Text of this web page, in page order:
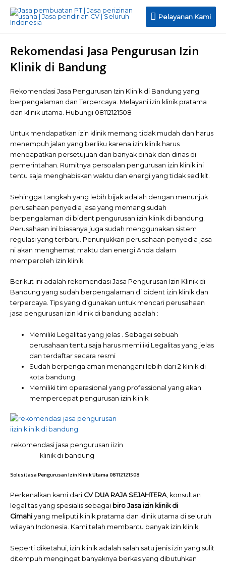
Pelayanan
Pelayanan Kami
Rekomendasi Jasa Pengurusan Izin
Klinik di Bandung
Rekomendasi Jasa Pengurusan Izin Klinik di Bandung yang
berpengalaman dan Terpercaya. Melayani izin klinik pratama
dan klinik utama. Hubungi 08112121508
Untuk mendapatkan izin klinik memang tidak mudah dan harus
menempuh jalan yang berliku karena izin klinik harus
mendapatkan persetujuan dari banyak pihak dan dinas di
pemerintahan. Rumitnya persoalan pengurusan izin klinik ini
tentu saja menghabiskan waktu dan energi yang tidak sedikit.
Sehingga Langkah yang lebih bijak adalah dengan menunjuk
perusahaan penyedia jasa yang memang sudah
berpengalaman di bident pengurusan izin klinik di bandung.
Perusahaan ini biasanya juga sudah menggunakan sistem
regulasi yang terbaru. Penunjukkan perusahaan penyedia jasa
ni akan menghemat maktu dan energi Anda dalam
memperoleh izin klinik.
Berikut ini adalah rekomendasi Jasa Pengurusan Izin Klinik di
Bandung yang sudah berpengalaman di bident izin klinik dan
terpercaya. Tips yang digunakan untuk mencari perusahaan
jasa pengurusan izin klinik di bandung adalah :
Memiliki Legalitas yang jelas . Sebagai sebuah
perusahaan tentu saja harus memiliki Legalitas yang jelas
dan terdaftar secara resmi
Sudah berpengalaman menangani lebih dari 2 klinik di
kota bandung
Memiliki tim operasional yang professional yang akan
mempercepat pengurusan izin klinik
rekomendasi jasa pengurusan iizin
klinik di bandung
Solusi Jasa Pengurusan Izin Klinik Utama 08112121508
Perkenalkan kami dari CV DUA RAJA SEJAHTERA, konsultan
legalitas yang spesialis sebagai biro Jasa izin klinik di
Cimahi yang meliputi klinik pratama dan klinik utama di seluruh
wilayah Indonesia. Kami telah membantu banyak izin klinik.
Seperti diketahui, izin klinik adalah salah satu jenis izin yang sulit
ditempuh mengingat banyaknya berkas yang dibutuhkan